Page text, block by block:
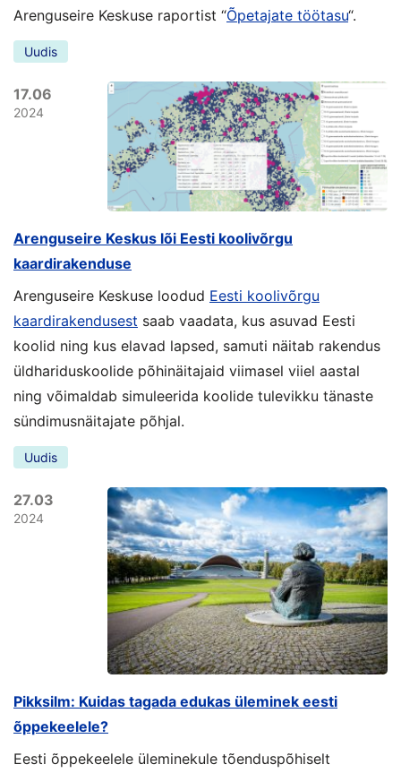
Arenguseire Keskuse raportist “Õpetajate töötasu“.
Uudis
17.06
2024
Arenguseire Keskus lõi Eesti koolivõrgu
kaardirakenduse
Arenguseire Keskuse loodud Eesti koolivõrgu
kaardirakendusest saab vaadata, kus asuvad Eesti
koolid ning kus elavad lapsed, samuti näitab rakendus
üldhariduskoolide põhinäitajaid viimasel viiel aastal
ning võimaldab simuleerida koolide tulevikku tänaste
sündimusnäitajate põhjal.
Uudis
27.03
2024
Pikksilm: Kuidas tagada edukas üleminek eesti
õppekeelele?
Eesti õppekeelele üleminekule tõenduspõhiselt